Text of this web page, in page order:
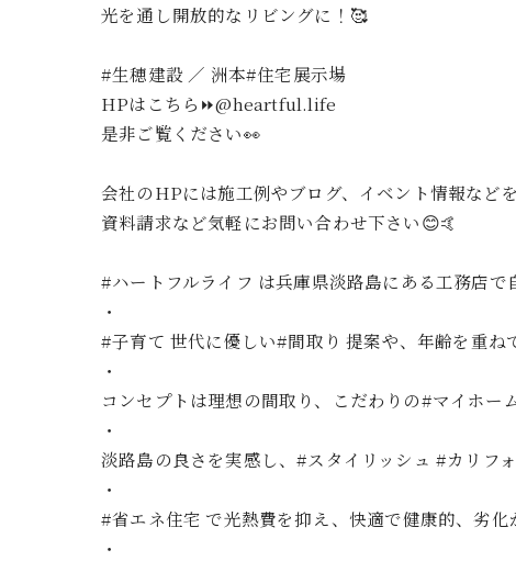
光を通し開放的なリビングに！🥰
#生穂建設 ／ 洲本#住宅展示場
HPはこちら⏩@heartful.life
是非ご覧ください👀
会社のHPには施工例やブログ、イベント情報など
資料請求など気軽にお問い合わせ下さい😊🤙
#ハートフルライフ は兵庫県淡路島にある工務店で
・
#子育て 世代に優しい#間取り 提案や、年齢を重
・
コンセプトは理想の間取り、こだわりの#マイホ
・
淡路島の良さを実感し、#スタイリッシュ #カリフ
・
#省エネ住宅 で光熱費を抑え、快適で健康的、劣
・